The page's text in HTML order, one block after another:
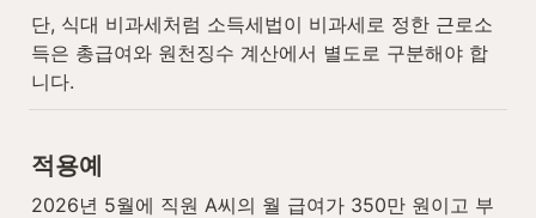
단, 식대 비과세처럼 소득세법이 비과세로 정한 근로소
득은 총급여와 원천징수 계산에서 별도로 구분해야 합
니다.
적용예
2026년 5월에 직원 A씨의 월 급여가 350만 원이고 부